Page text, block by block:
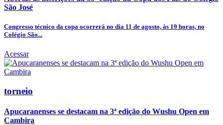
São José
Congresso técnico da copa ocorrerá no dia 11 de agosto, às 19 horas, no
Colégio São...
Acessar
torneio
Apucaranenses se destacam na 3ª edição do Wushu Open em
Cambira